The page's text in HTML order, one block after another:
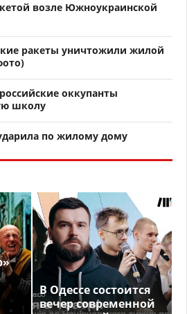
возле Южноукраинской
ракеты уничтожили жилой
оккупанты
школу
по жилому дому
В Одессе состоится
вечер современной